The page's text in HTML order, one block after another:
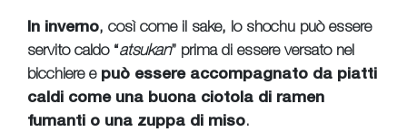
In inverno, così come il sake, lo shochu può essere
servito caldo “atsukan” prima di essere versato nel
bicchiere epuò essere accompagnato da piatti
caldi come una buona ciotola di ramen
fumanti o una zuppa di miso.